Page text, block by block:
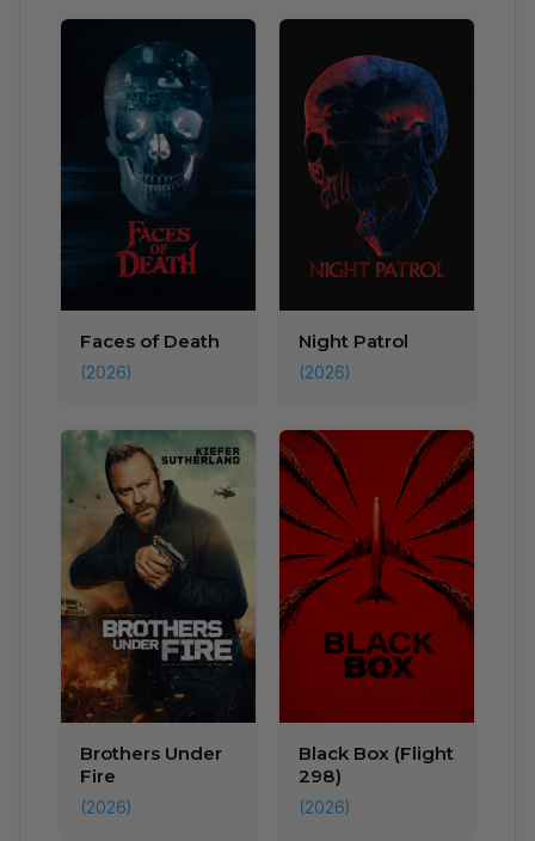
Faces of Death
(2026)
Night Patrol
(2026)
Brothers Under
Fire
(2026)
Black Box (Flight
298)
(2026)